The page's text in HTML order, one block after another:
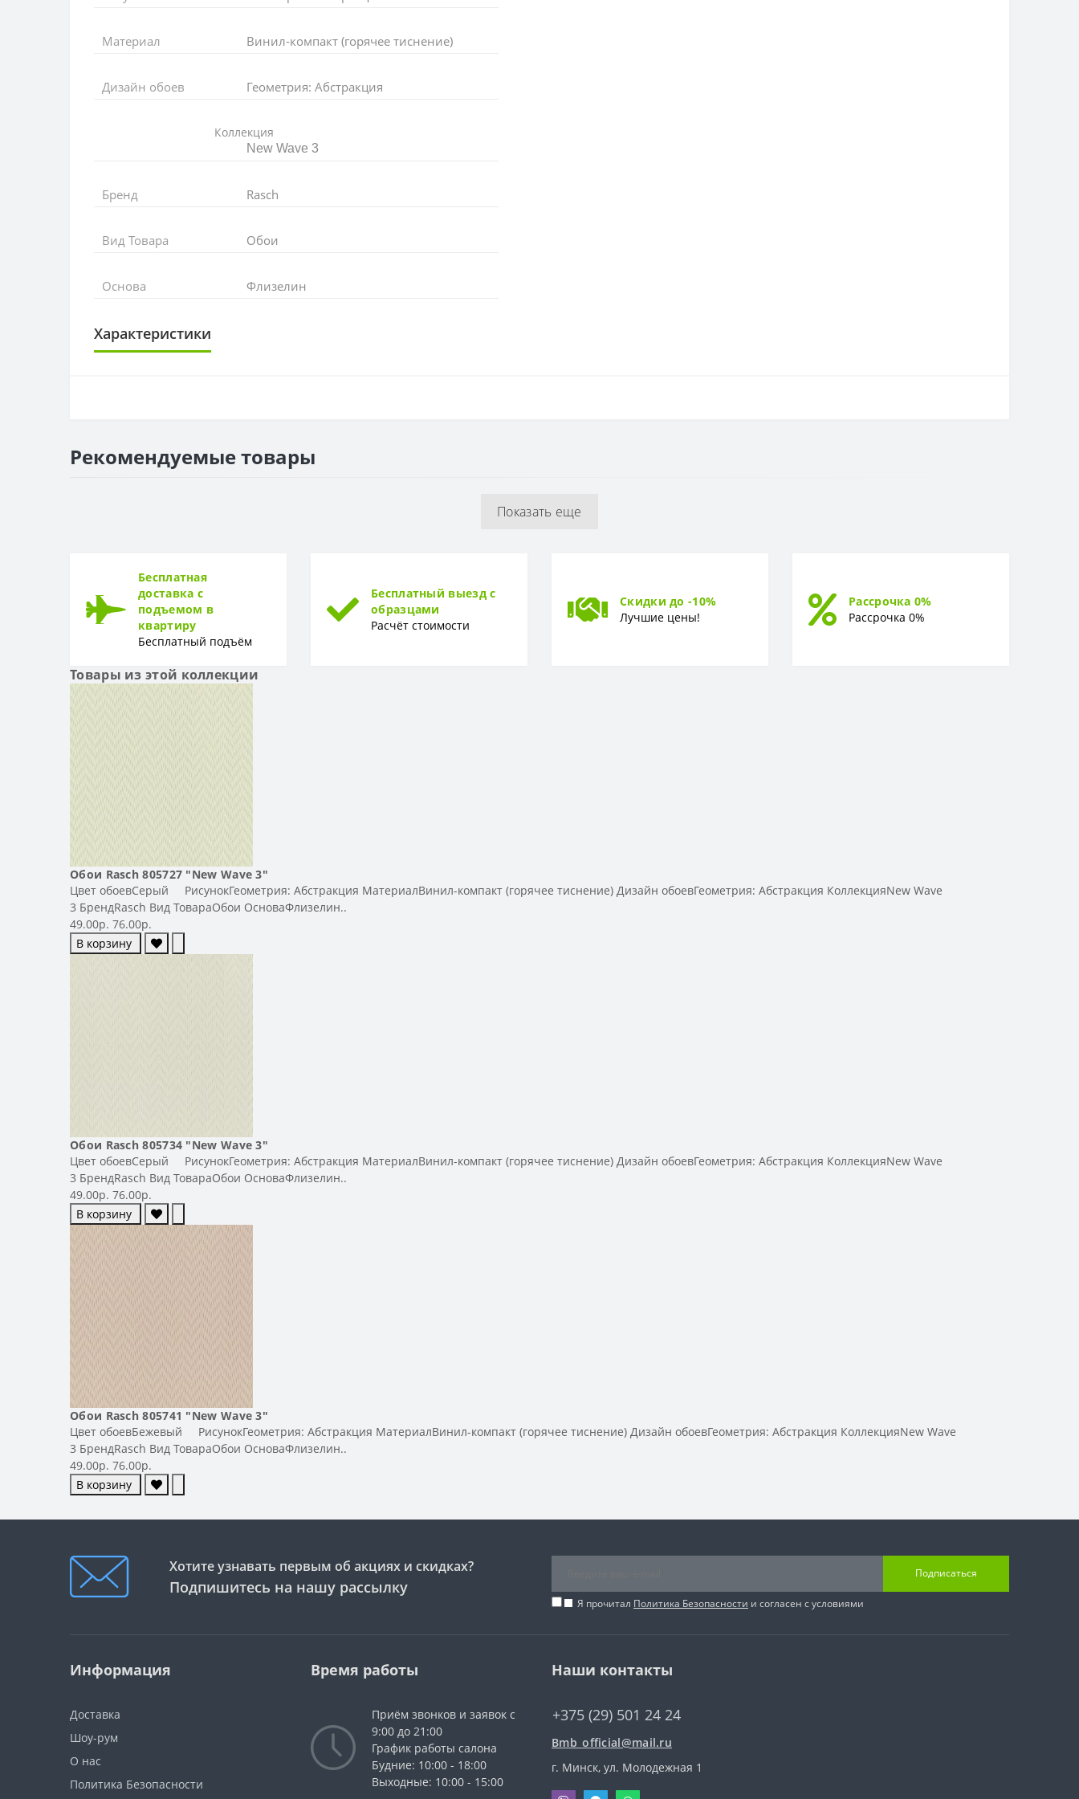
Материал Винил-компакт (горячее тиснение)
Дизайн обоев Геометрия: Абстракция
Коллекция
New Wave 3
Бренд Rasch
Вид Товара Обои
Основа Флизелин
Характеристики
Раппорт
Рекомендуемые товары
Показать еще
Бесплатная
доставка с
подъемом в
квартиру
Бесплатный подъём
Бесплатный выезд с
образцами
Расчёт стоимости
Скидки до -10%
Лучшие цены!
Рассрочка 0%
Рассрочка 0%
Товары из этой коллекции
Обои Rasch 805727 "New Wave 3"
Цвет обоевСерый РисунокГеометрия: Абстракция МатериалВинил-компакт (горячее тиснение) Дизайн обоевГеометрия: Абстракция КоллекцияNew Wave
3 БрендRasch Вид ТовараОбои ОсноваФлизелин..
49.00р. 76.00р.
В корзину
Обои Rasch 805734 "New Wave 3"
Цвет обоевСерый РисунокГеометрия: Абстракция МатериалВинил-компакт (горячее тиснение) Дизайн обоевГеометрия: Абстракция КоллекцияNew Wave
3 БрендRasch Вид ТовараОбои ОсноваФлизелин..
49.00р. 76.00р.
В корзину
Обои Rasch 805741 "New Wave 3"
Цвет обоевБежевый РисунокГеометрия: Абстракция МатериалВинил-компакт (горячее тиснение) Дизайн обоевГеометрия: Абстракция КоллекцияNew Wave
3 БрендRasch Вид ТовараОбои ОсноваФлизелин..
49.00р. 76.00р.
В корзину
Хотите узнавать первым об акциях и скидках?
Подпишитесь на нашу рассылку
Подписаться
Я прочитал Политика Безопасности и согласен с условиями
Информация
Доставка
Шоу-рум
О нас
Политика Безопасности
Время работы
Приём звонков и заявок с
9:00 до 21:00
График работы салона
Будние: 10:00 - 18:00
Выходные: 10:00 - 15:00
Наши контакты
+375 (29) 501 24 24
Bmb_official@mail.ru
г. Минск, ул. Молодежная 1